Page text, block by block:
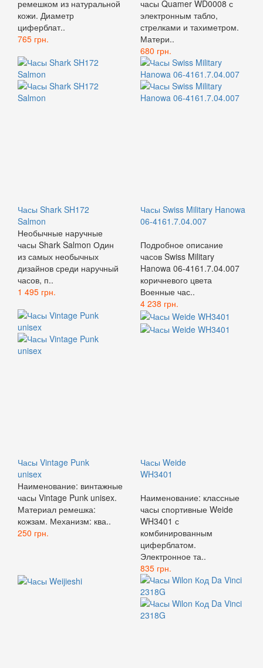
ремешком из натуральной
кожи. Диаметр
циферблат..
765 грн.
часы Quamer WD0008 с
электронным табло,
стрелками и тахиметром.
Матери..
680 грн.
Часы Shark SH172
Salmon
Необычные наручные
часы Shark Salmon Один
из самых необычных
дизайнов среди наручный
часов, п..
1 495 грн.
Часы Swiss Military Hanowa
06-4161.7.04.007
Подробное описание
часов Swiss Military
Hanowa 06-4161.7.04.007
коричневого цвета
Военные час..
4 238 грн.
Часы Vintage Punk
unisex
Наименование: винтажные
часы Vintage Punk unisex.
Материал ремешка:
кожзам. Механизм: ква..
250 грн.
Часы Weide
WH3401
Наименование: классные
часы спортивные Weide
WH3401 с
комбинированным
циферблатом.
Электронное та..
835 грн.